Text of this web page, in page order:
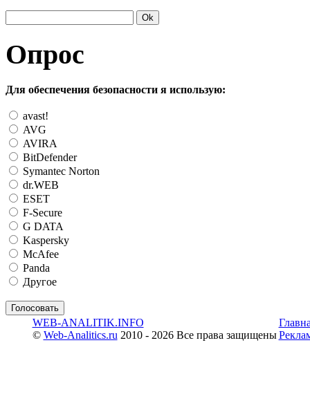
Опрос
Для обеспечения безопасности я использую:
avast!
AVG
AVIRA
BitDefender
Symantec Norton
dr.WEB
ESET
F-Secure
G DATA
Kaspersky
McAfee
Panda
Другое
WEB-ANALITIK.INFO
© Web-Analitics.ru 2010 - 2026 Все права защищены